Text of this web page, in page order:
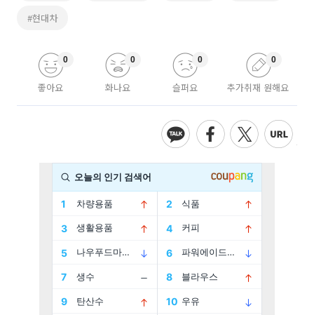
#현대차
좋아요
0
화나요
0
슬퍼요
0
추가취재 원해요
0